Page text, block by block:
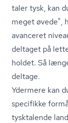
taler tysk, kan
meget øvede",
avanceret
deltaget på
holdet. Så
deltage.
Ydermere kan
specifikke
tysktalende